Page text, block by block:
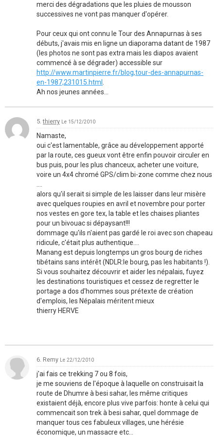
merci des dégradations que les pluies de mousson
successives ne vont pas manquer d'opérer.
Pour ceux qui ont connu le Tour des Annapurnas à ses
débuts, j'avais mis en ligne un diaporama datant de 1987
(les photos ne sont pas extra mais les diapos avaient
commencé à se dégrader) accessible sur
http://www.martinpierre.fr/blog,tour-des-annapurnas-
en-1987,231015.html .
Ah nos jeunes années...
5.thierry Le 15/12/2010
Namaste,
oui c'est lamentable, grâce au développement apporté
par la route, ces gueux vont être enfin pouvoir circuler en
bus puis, pour les plus chanceux, acheter une voiture,
voire un 4x4 chromé GPS/clim bi-zone comme chez nous
....
alors qu'il serait si simple de les laisser dans leur misère
avec quelques roupies en avril et novembre pour porter
nos vestes en gore tex, la table et les chaises pliantes
pour un bivouac si dépaysant!!!
dommage qu'ils n'aient pas gardé le roi avec son chapeau
ridicule, c'était plus authentique....
Manang est depuis longtemps un gros bourg de riches
tibétains sans intérêt (NDLR:le bourg, pas les habitants !).
Si vous souhaitez découvrir et aider les népalais, fuyez
les destinations touristiques et cessez de regretter le
portage a dos d'hommes sous prétexte de création
d'emplois, les Népalais méritent mieux
thierry HERVE
6. Remy Le 22/12/2010
j'ai fais ce trekking 7 ou 8 fois,
je me souviens de l'époque à laquelle on construisait la
route de Dhumre à besi sahar, les même critiques
existaient déjà, encore plus vive parfois: honte à celui qui
commencait son trek à besi sahar, quel dommage de
manquer tous ces fabuleux villages, une hérésie
économique, un massacre etc...